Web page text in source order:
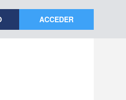
ACCEDER